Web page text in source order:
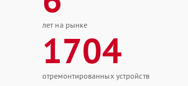
лет на рынке
1704
отремонтированных устройств